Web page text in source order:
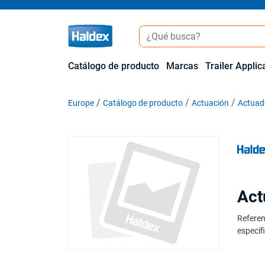
Catálogo de producto Marcas Trailer
Europe Catálogo de producto Actuación